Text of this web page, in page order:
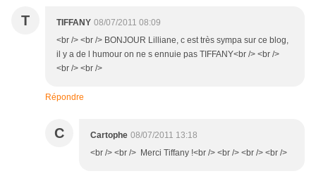
T TIFFANY 08/07/2011 08:09
<br /> <br /> BONJOUR Lilliane, c est très sympa sur ce blog,
il y a de l humour on ne s ennuie pas TIFFANY<br /> <br />
<br /> <br />
Répondre
C Cartophe 08/07/2011 13:18
<br /> <br /> Merci Tiffany !<br /> <br /> <br /> <br />